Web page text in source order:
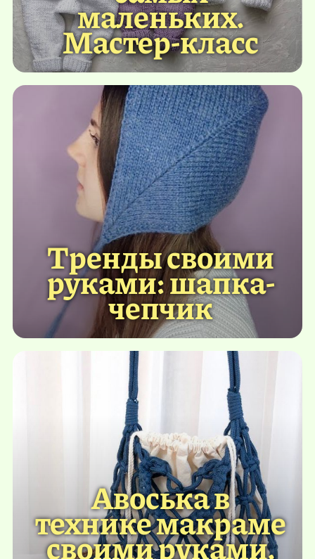
маленьких.
Мастер-класс
Тренды своими
руками: шапка-
чепчик
Авоська в
технике макраме
своими руками.